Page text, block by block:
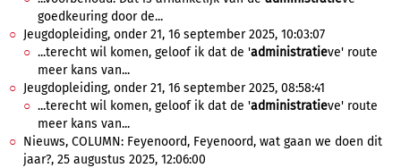
goedkeuring door de...
Jeugdopleiding, onder 21, 16 september 2025, 10:03:07
...terecht wil komen, geloof ik dat de 'administratieve' route
meer kans van...
Jeugdopleiding, onder 21, 16 september 2025, 08:58:41
...terecht wil komen, geloof ik dat de 'administratieve' route
meer kans van...
Nieuws, COLUMN: Feyenoord, Feyenoord, wat gaan we doen dit
jaar?, 25 augustus 2025, 12:06:00